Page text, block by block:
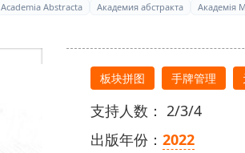
Academia Abstracta Академия абстракта Академія
板块拼图 手牌管理
支持人数： 2/3/4
出版年份： 2022